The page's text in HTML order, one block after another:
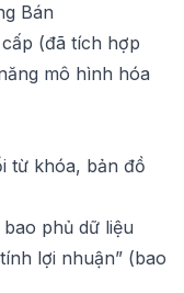
Bán
(đã tích hợp
mô hình hóa
từ khóa, bản đồ
phủ dữ liệu
lợi nhuận” (bao